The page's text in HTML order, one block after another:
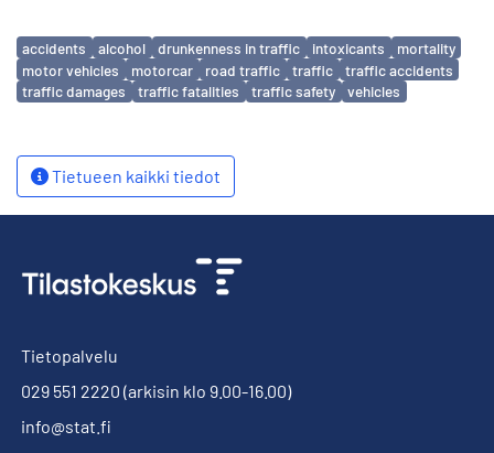
Avainsanat
accidents alcohol drunkenness in traffic intoxicants
mortality
motor vehicles
motorcar road traffic traffic
traffic accidents
traffic damages
traffic fatalities traffic safety vehicles
Tietueen kaikki tiedot
Tietopalvelu
029 551 2220 (arkisin klo 9.00-16.00)
info@stat.fi